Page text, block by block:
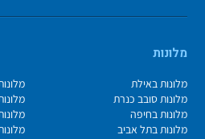
מלונות
מלונות באילת
מלונות סובב כנרת
מלונות בחיפה
מלונות בתל אביב